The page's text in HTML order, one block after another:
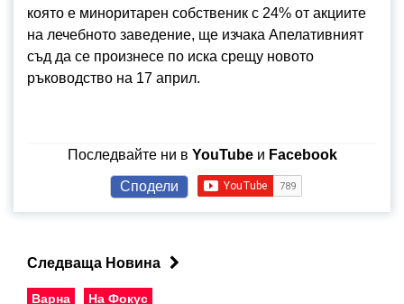
която е миноритарен собственик с 24% от акциите
на лечебното заведение, ще изчака Апелативният
съд да се произнесе по иска срещу новото
ръководство на 17 април.
Последвайте ни в YouTubeи Facebook
Сподели
Следваща Новина
Варна На Фокус